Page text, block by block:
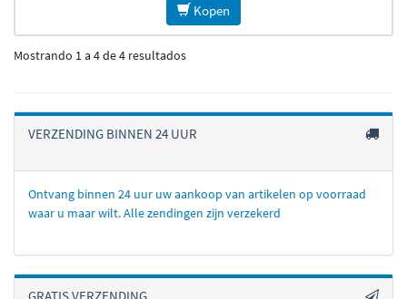
Kopen
Mostrando 1 a 4 de 4 resultados
VERZENDING BINNEN 24 UUR
Ontvang binnen 24 uur uw aankoop van artikelen op voorraad
waar u maar wilt. Alle zendingen zijn verzekerd